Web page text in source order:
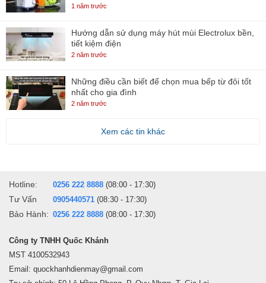
1 năm trước
Hướng dẫn sử dụng máy hút mùi Electrolux bền,
tiết kiệm điện
2 năm trước
Những điều cần biết để chọn mua bếp từ đôi tốt
nhất cho gia đình
2 năm trước
Xem các tin khác
Hotline: 0256 222 8888 (08:00 - 17:30)
Tư Vấn 0905440571 (08:30 - 17:30)
Bảo Hành: 0256 222 8888 (08:00 - 17:30)
Công ty TNHH Quốc Khánh
MST 4100532943
Email: quockhanhdienmay@gmail.com